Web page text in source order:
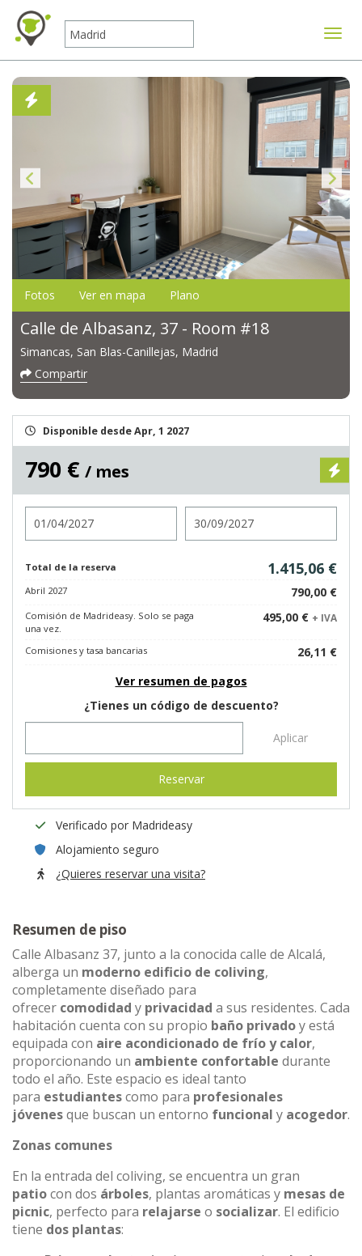
Fotos Ver en mapa Plano
Calle de Albasanz, 37 - Room #18
Simancas, San Blas-Canillejas, Madrid
Compartir
Disponible desde Apr, 1 2027
790 € / mes
Total de la reserva 1.415,06 €
Abril 2027 790,00 €
Comisión de Madrideasy. Solo se paga
una vez.
495,00 € + IVA
Comisiones y tasa bancarias
26,11 €
Ver resumen de pagos
¿Tienes un código de descuento?
Aplicar
Reservar
Verificado por Madrideasy
Alojamiento seguro
¿Quieres reservar una visita?
Resumen de piso
Calle Albasanz 37, junto a la conocida calle de Alcalá,
alberga un moderno edificio de coliving,
completamente diseñado para
ofrecer comodidad y privacidad a sus residentes. Cada
habitación cuenta con su propio baño privadoy está
equipada con aire acondicionado de frío y calor,
proporcionando un ambiente confortable durante
todo el año. Este espacio es ideal tanto
para estudiantescomo para profesionales
jóvenesque buscan un entorno funcional y acogedor.
Zonas comunes
En la entrada del coliving, se encuentra un gran
patiocon dos árboles, plantas aromáticas y mesas de
picnic, perfecto para relajarse o socializar. El edificio
tiene dos plantas: